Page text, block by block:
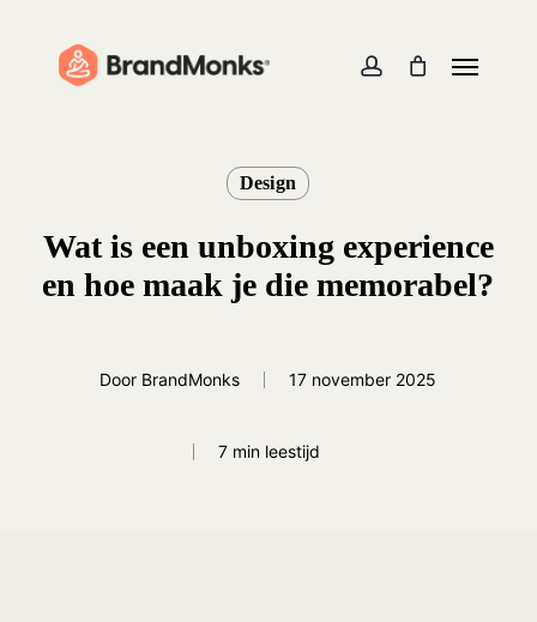
account
Cart Cart
Design
Wat is een unboxing experience
en hoe maak je die memorabel?
Door BrandMonks 17 november 2025
7 min leestijd